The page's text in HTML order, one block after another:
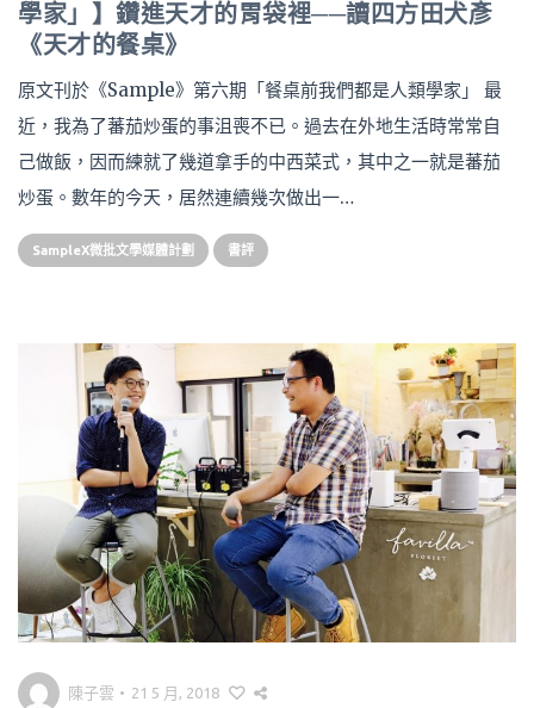
學家」】鑽進天才的胃袋裡──讀四方田犬彥
《天才的餐桌》
原文刊於《Sample》第六期「餐桌前我們都是人類學家」 最
近，我為了蕃茄炒蛋的事沮喪不已。過去在外地生活時常常自
己做飯，因而練就了幾道拿手的中西菜式，其中之一就是蕃茄
炒蛋。數年的今天，居然連續幾次做出一…
SampleX微批文學媒體計劃 書評
陳子雲 • 21 5 月, 2018